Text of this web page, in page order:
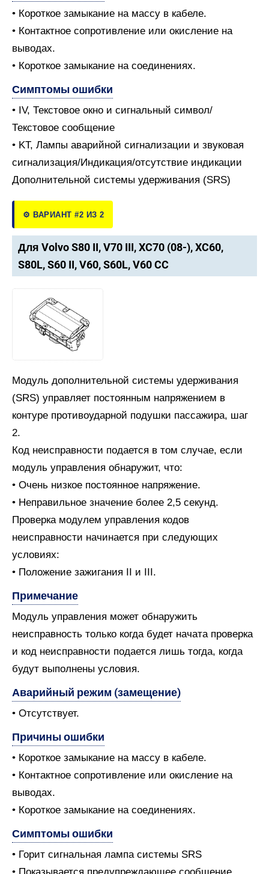
• Короткое замыкание на массу в кабеле.
• Контактное сопротивление или окисление на
выводах.
• Короткое замыкание на соединениях.
Симптомы ошибки
• IV, Текстовое окно и сигнальный символ/
Текстовое сообщение
• KT, Лампы аварийной сигнализации и звуковая
сигнализация/Индикация/отсутствие индикации
Дополнительной системы удерживания (SRS)
⚙️ ВАРИАНТ #2 ИЗ 2
Для Volvo S80 II, V70 III, XC70 (08-), XC60,
S80L, S60 II, V60, S60L, V60 CC
Модуль дополнительной системы удерживания
(SRS) управляет постоянным напряжением в
контуре противоударной подушки пассажира, шаг
2.
Код неисправности подается в том случае, если
модуль управления обнаружит, что:
• Очень низкое постоянное напряжение.
• Неправильное значение более 2,5 секунд.
Проверка модулем управления кодов
неисправности начинается при следующих
условиях:
• Положение зажигания II и III.
Примечание
Модуль управления может обнаружить
неисправность только когда будет начата проверка
и код неисправности подается лишь тогда, когда
будут выполнены условия.
Аварийный режим (замещение)
• Отсутствует.
Причины ошибки
• Короткое замыкание на массу в кабеле.
• Контактное сопротивление или окисление на
выводах.
• Короткое замыкание на соединениях.
Симптомы ошибки
• Горит сигнальная лампа системы SRS
• Показывается предупреждающее сообщение